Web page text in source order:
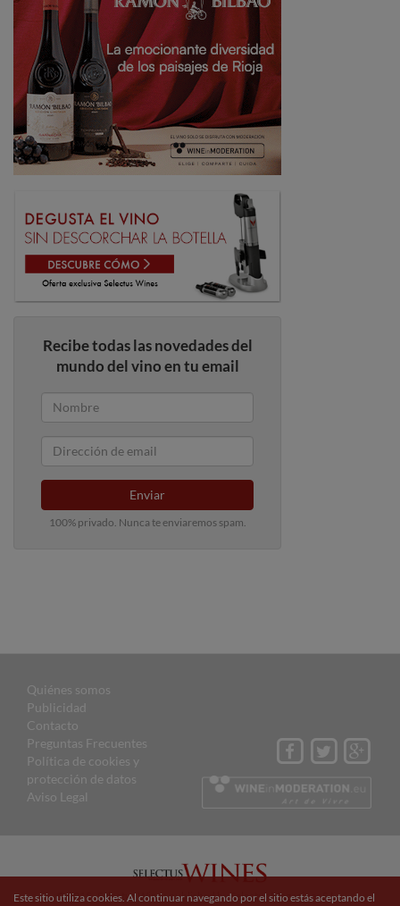
Recibe todas las novedades del
mundo del vino en tu email
Enviar
100% privado. Nunca te enviaremos spam.
Quiénes somos
Publicidad
Contacto
Preguntas Frecuentes
Política de cookies y
protección de datos
Aviso Legal
© 2015 Selectus Wines published by Selectus Magazines S.L.
Este sitio utiliza cookies. Al continuar navegando por el sitio estás aceptando el